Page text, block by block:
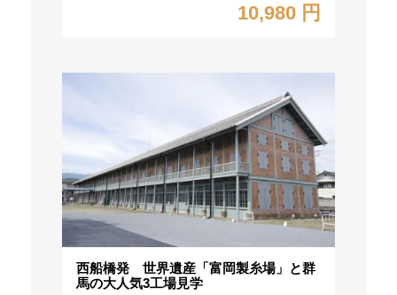
10,980 円
西船橋発 世界遺産「富岡製糸場」と群
馬の大人気3工場見学